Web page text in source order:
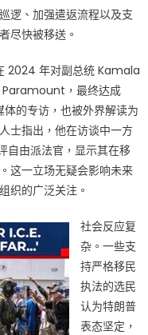
逻、加强遣返流程以及支
尽快被移送。
2024 年对副总统 Kamala
Paramount，最终达成
的专访，也被外界解读为
士指出，他在访谈中一方
自由派法官，显示其在移
这一立场无疑会影响未来
织的广泛关注。
社会反应复
杂。一些支
持严格移民
执法的选民
认为特朗普
表态坚定，